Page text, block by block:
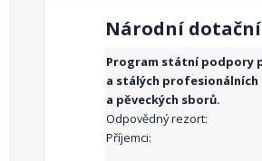
Národní
Program státní podpory
a stálých
a pěveckých sborů.
Odpovědný rezort:
Příjemci: